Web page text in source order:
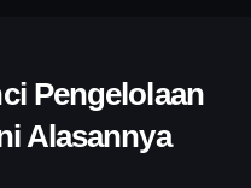
Pengelolaan
Alasannya